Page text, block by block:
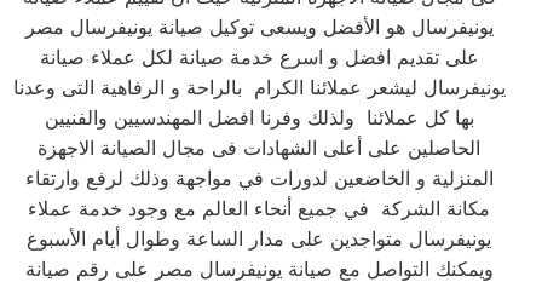
يونيفرسال هو الأفضل ويسعى توكيل صيانة يونيفرسال مصر
على تقديم افضل و اسرع خدمة صيانة لكل عملاء صيانة
يونيفرسال ليشعر عملائنا الكرام بالراحة و الرفاهية التى وعدنا
بها كل عملائنا ولذلك وفرنا افضل المهندسيين والفنيين
الحاصلين على أعلى الشهادات فى مجال الصيانة الاجهزة
المنزلية و الخاضعين لدورات في مواجهة وذلك لرفع وارتقاء
مكانة الشركة في جميع أنحاء العالم مع وجود خدمة عملاء
يونيفرسال متواجدين على مدار الساعة وطوال أيام الأسبوع
ويمكنك التواصل مع صيانة يونيفرسال مصر على رقم صيانة